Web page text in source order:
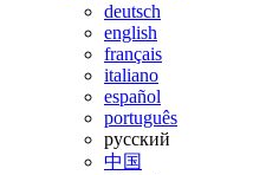
deutsch
english
français
italiano
español
português
русский
中国